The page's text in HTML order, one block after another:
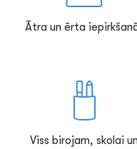
Ātra un ērta
Viss birojam, skolai un